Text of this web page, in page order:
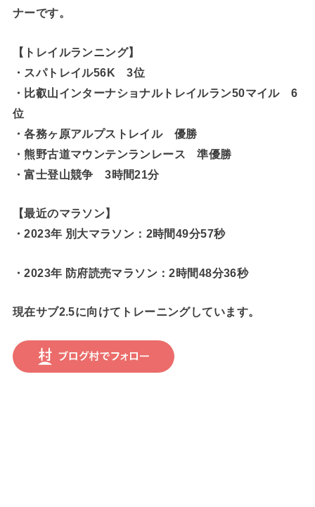
ナーです。
【トレイルランニング】
・スパトレイル56K 3位
・比叡山インターナショナルトレイルラン50マイル 6
位
・各務ヶ原アルプストレイル 優勝
・熊野古道マウンテンランレース 準優勝
・富士登山競争 3時間21分
【最近のマラソン】
・2023年 別大マラソン：2時間49分57秒
・2023年 防府読売マラソン：2時間48分36秒
現在サブ2.5に向けてトレーニングしています。